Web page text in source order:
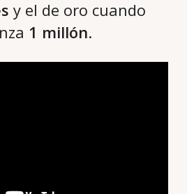
y el de oro cuando
1 millón.